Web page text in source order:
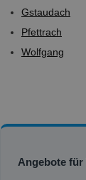
Gstaudach
Pfettrach
Wolfgang
Angebote für